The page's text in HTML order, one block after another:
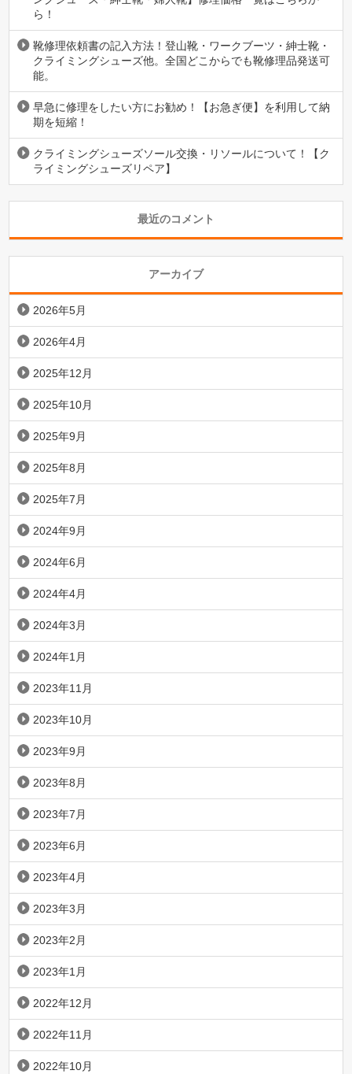
ら！
靴修理依頼書の記入方法！登山靴・ワークブーツ・紳士靴・
クライミングシューズ他。全国どこからでも靴修理品発送可
能。
早急に修理をしたい方にお勧め！【お急ぎ便】を利用して納
期を短縮！
クライミングシューズソール交換・リソールについて！【ク
ライミングシューズリペア】
最近のコメント
アーカイブ
2026年5月
2026年4月
2025年12月
2025年10月
2025年9月
2025年8月
2025年7月
2024年9月
2024年6月
2024年4月
2024年3月
2024年1月
2023年11月
2023年10月
2023年9月
2023年8月
2023年7月
2023年6月
2023年4月
2023年3月
2023年2月
2023年1月
2022年12月
2022年11月
2022年10月